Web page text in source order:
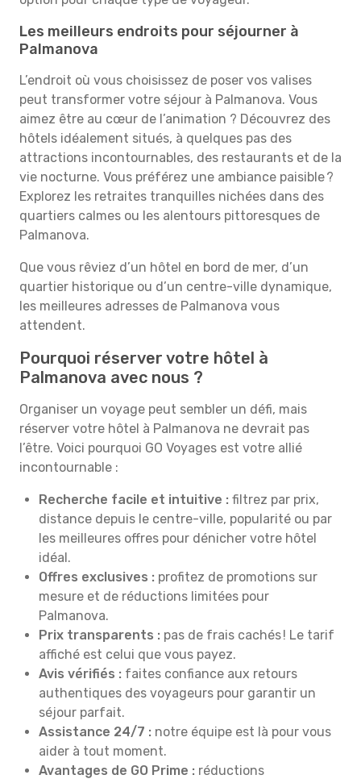
Les meilleurs endroits pour séjourner à
Palmanova
L’endroit où vous choisissez de poser vos valises
peut transformer votre séjour à Palmanova. Vous
aimez être au cœur de l’animation ? Découvrez des
hôtels idéalement situés, à quelques pas des
attractions incontournables, des restaurants et de la
vie nocturne. Vous préférez une ambiance paisible ?
Explorez les retraites tranquilles nichées dans des
quartiers calmes ou les alentours pittoresques de
Palmanova.
Que vous rêviez d’un hôtel en bord de mer, d’un
quartier historique ou d’un centre-ville dynamique,
les meilleures adresses de Palmanova vous
attendent.
Pourquoi réserver votre hôtel à
Palmanova avec nous ?
Organiser un voyage peut sembler un défi, mais
réserver votre hôtel à Palmanova ne devrait pas
l’être. Voici pourquoi GO Voyages est votre allié
incontournable :
Recherche facile et intuitive : filtrez par prix,
distance depuis le centre-ville, popularité ou par
les meilleures offres pour dénicher votre hôtel
idéal.
Offres exclusives : profitez de promotions sur
mesure et de réductions limitées pour
Palmanova.
Prix transparents : pas de frais cachés ! Le tarif
affiché est celui que vous payez.
Avis vérifiés : faites confiance aux retours
authentiques des voyageurs pour garantir un
séjour parfait.
Assistance 24/7 : notre équipe est là pour vous
aider à tout moment.
Avantages de GO Prime : réductions